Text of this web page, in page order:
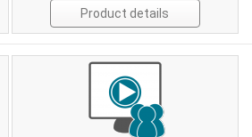
Product details